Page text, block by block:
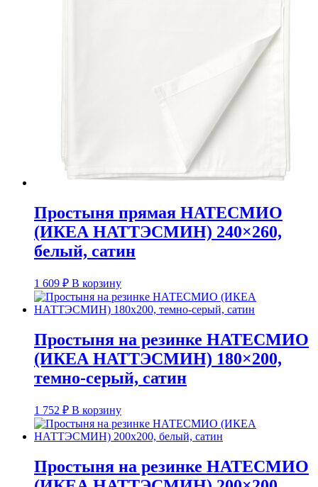
Простыня прямая НАТЕСМИО
(ИКЕА НАТТЭСМИН) 240×260,
белый, сатин
1 609 ₽ В корзину
Простыня на резинке НАТЕСМИО
(ИКЕА НАТТЭСМИН) 180×200,
темно-серый, сатин
1 752 ₽ В корзину
Простыня на резинке НАТЕСМИО